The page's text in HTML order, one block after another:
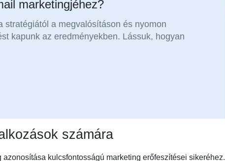
marketingjéhez?
stratégiától a megvalósításon és nyomon
kapunk az eredményekben. Lássuk, hogyan
számára
azonosítása kulcsfontosságú marketing erőfeszítései sikeréhez.